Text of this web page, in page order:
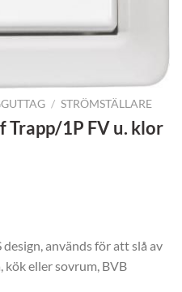
/ STRÖMSTÄLLARE
Trapp/1P FV u. klor
används för att slå av
kök eller sovrum, BVB